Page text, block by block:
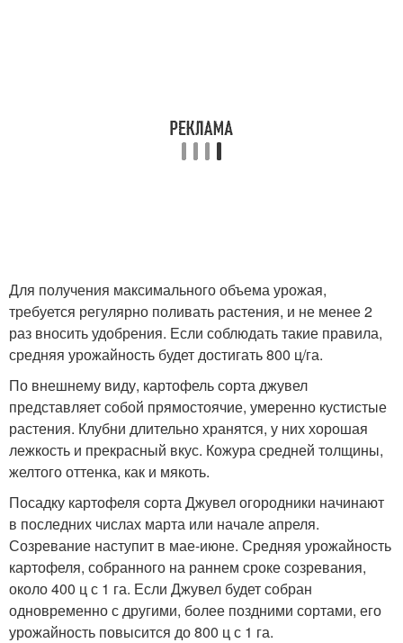
Для получения максимального объема урожая,
требуется регулярно поливать растения, и не менее 2
раз вносить удобрения. Если соблюдать такие правила,
средняя урожайность будет достигать 800 ц/га.
По внешнему виду, картофель сорта джувел
представляет собой прямостоячие, умеренно кустистые
растения. Клубни длительно хранятся, у них хорошая
лежкость и прекрасный вкус. Кожура средней толщины,
желтого оттенка, как и мякоть.
Посадку картофеля сорта Джувел огородники начинают
в последних числах марта или начале апреля.
Созревание наступит в мае-июне. Средняя урожайность
картофеля, собранного на раннем сроке созревания,
около 400 ц с 1 га. Если Джувел будет собран
одновременно с другими, более поздними сортами, его
урожайность повысится до 800 ц с 1 га.